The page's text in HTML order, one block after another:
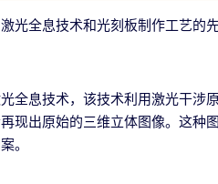
光全息技术和光刻板制作工艺的
全息技术，该技术利用激光干涉
现出原始的三维立体图像。这种
。